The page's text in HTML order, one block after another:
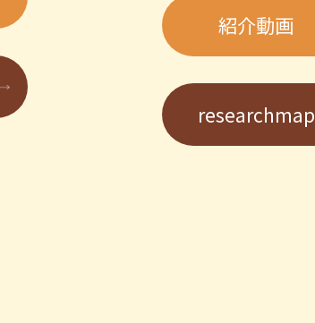
紹介動画
researchmap